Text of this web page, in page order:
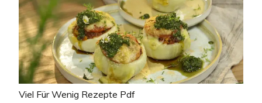
Viel Für Wenig Rezepte Pdf